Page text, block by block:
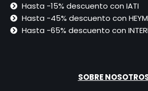
Hasta -15% descuento con IATI
Hasta -45% descuento con
Hasta -65% descuento con
SOBRE